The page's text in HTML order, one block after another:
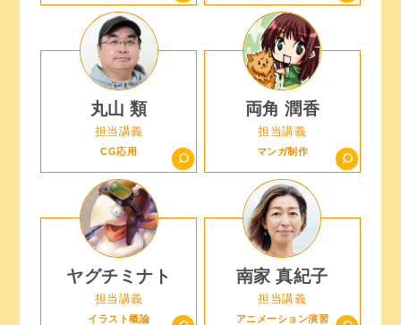
丸山 類
担当講義
CG応用
両角 潤香
担当講義
マンガ制作
ヤグチミナト
担当講義
イラスト概論
南家 真紀子
担当講義
アニメーション演習